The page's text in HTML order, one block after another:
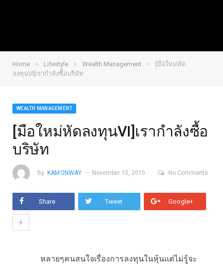
Home » Lifestyle » Wealth Management »
[มือใหม่หัด
ลงทุนVI]เรากำลังซื้อบริษัท
WEALTH MANAGEMENT
[มือใหม่หัดลงทุนVI]เรากำลังซื้อ
บริษัท
By KAMONWAY November 15, 2015 No Comments
Share Tweet Google+
+
หลายๆคนสนใจเรื่องการลงทุนในหุ้นแต่ไม่รู้จะ